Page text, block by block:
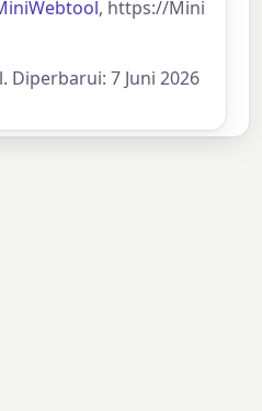
, https://Mini
7 Juni 2026